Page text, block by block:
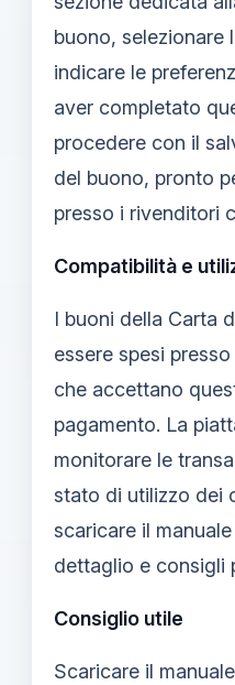
buono, selezionare
indicare le
aver completato
procedere con il
del buono, pronto
presso i rivenditori
Compatibilità e
I buoni della Carta
essere spesi
che accettano
pagamento. La
monitorare le
stato di utilizzo dei
scaricare il
dettaglio e consigli
Consiglio utile
Scaricare il